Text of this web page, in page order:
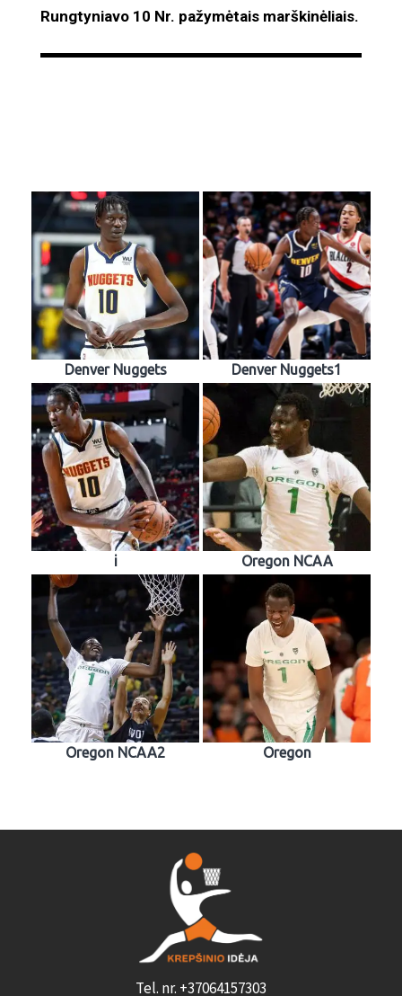
Rungtyniavo 10 Nr. pažymėtais marškinėliais.
Denver Nuggets Denver Nuggets1
i Oregon NCAA
Oregon NCAA2 Oregon
Tel. nr. +37064157303